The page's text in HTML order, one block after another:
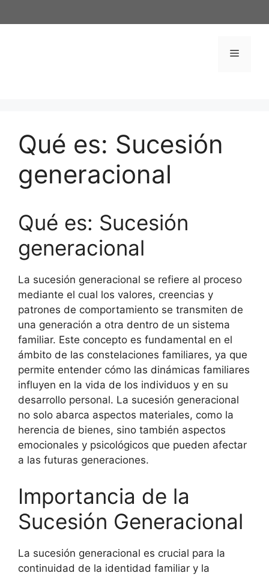
al
Menú
Qué es: Sucesión
generacional
Qué es: Sucesión
generacional
La sucesión generacional se refiere al proceso
mediante el cual los valores, creencias y
patrones de comportamiento se transmiten de
una generación a otra dentro de un sistema
familiar. Este concepto es fundamental en el
ámbito de las constelaciones familiares, ya que
permite entender cómo las dinámicas familiares
influyen en la vida de los individuos y en su
desarrollo personal. La sucesión generacional
no solo abarca aspectos materiales, como la
herencia de bienes, sino también aspectos
emocionales y psicológicos que pueden afectar
a las futuras generaciones.
Importancia de la
Sucesión Generacional
La sucesión generacional es crucial para la
continuidad de la identidad familiar y la